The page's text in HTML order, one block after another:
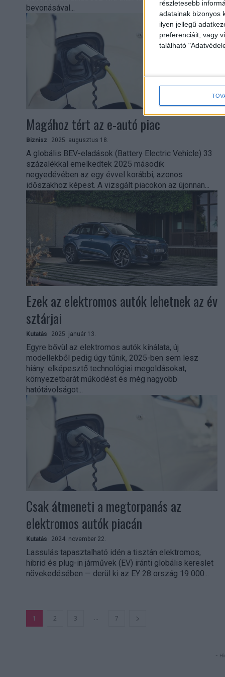
részletesebb
adatainak bizonyos
ilyen jellegű
preferenciáit, vagy
található
bevonásával...
Magához tért az e-autó piac
Biznisz 2025. augusztus 18.
A globális BEV-eladások (Battery Electric Vehicle) 33
százalékkal emelkedtek 2025 második
negyedévében az egy évvel korábbi, azonos
időszakhoz képest. A vizsgált piacokon az újonnan...
Ezek az elektromos autók lehetnek az év
sztárjai
Kutatás 2025. január 13.
Egyre bővül az elektromos autók kínálata, új
modellekből pedig úgy tűnik, 2025-ben sem lesz
hiány: elképesztő technológiai megoldásokat,
környezetbarát működést és még nagyobb
hatótávolságot...
Csak átmeneti a megtorpanás az
elektromos autók piacán
Kutatás 2024. november 22.
Lassulás tapasztalható idén a tisztán elektromos,
hibrid és plug-in járművek (EV) iránti globális kereslet
növekedésében — derül ki az EY 28 ország 19 000...
1 2 3 ... 7
-